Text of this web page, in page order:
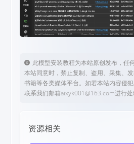
此模型安装教程为本站原创发布，任
本站同意时，禁止复制、盗用、采集、发
书籍等各类媒体平台。如若本站内容侵
联系我们邮箱aixyk001@163.com进行处
资源相关